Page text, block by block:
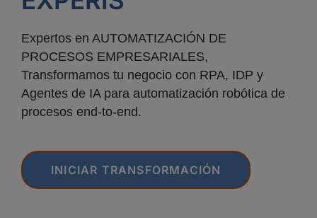
Expertos en AUTOMATIZACIÓN DE
PROCESOS EMPRESARIALES,
Transformamos tu negocio con RPA, IDP y
Agentes de IA para automatización robótica de
procesos end-to-end.
INICIAR TRANSFORMACIÓN